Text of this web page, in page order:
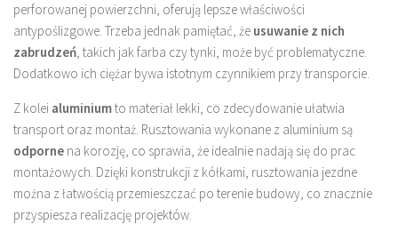
perforowanej powierzchni, oferują lepsze właściwości
antypoślizgowe. Trzeba jednak pamiętać, że usuwanie z nich
zabrudzeń, takich jak farba czy tynki, może być problematyczne.
Dodatkowo ich ciężar bywa istotnym czynnikiem przy transporcie.
Z kolei aluminiumto materiał lekki, co zdecydowanie ułatwia
transport oraz montaż. Rusztowania wykonane z aluminium są
odporne na korozję, co sprawia, że idealnie nadają się do prac
montażowych. Dzięki konstrukcji z kółkami, rusztowania jezdne
można z łatwością przemieszczać po terenie budowy, co znacznie
przyspiesza realizację projektów.